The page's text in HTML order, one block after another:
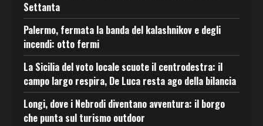
Settanta
Palermo, fermata la banda del kalashnikov e degli
incendi: otto fermi
La Sicilia del voto locale scuote il centrodestra: il
campo largo respira, De Luca resta ago della bilancia
Longi, dove i Nebrodi diventano avventura: il borgo
che punta sul turismo outdoor